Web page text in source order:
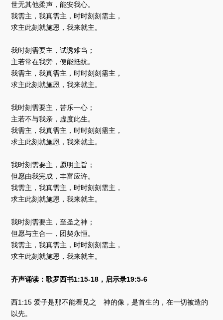
世无其他柔声，能安我心。
我需主，我真需主，时时刻刻需主，
求主此刻就施恩，我来就主。
我时刻需要主，试诱难当；
主若常在我旁，便能抵抗。
我需主，我真需主，时时刻刻需主，
求主此刻就施恩，我来就主。
我时刻需要主，苦乐一心；
主若不与我亲，虚度此生。
我需主，我真需主，时时刻刻需主，
求主此刻就施恩，我来就主。
我时刻需要主，愿明主旨；
但愿由我完成，丰富应许。
我需主，我真需主，时时刻刻需主，
求主此刻就施恩，我来就主。
我时刻需要主，至圣之神；
但愿与主合一，团契永恒。
我需主，我真需主，时时刻刻需主，
求主此刻就施恩，我来就主。
齐声诵读：歌罗西书1:15-18，启示录19:5-6
西1:15 爱子是那不能看见之 神的像，是首生的，在一切被造的
以先。